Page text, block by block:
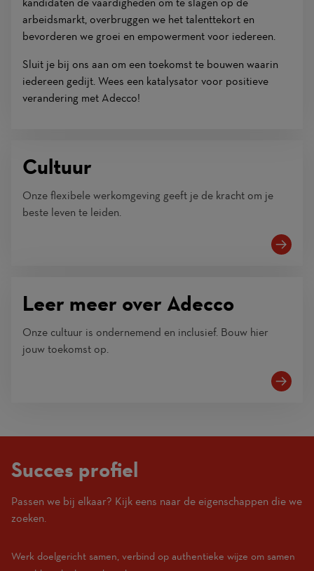
arbeidsmarkt, overbruggen we het talenttekort en
bevorderen we groei en empowerment voor iedereen.
Sluit je bij ons aan om een toekomst te bouwen waarin
iedereen gedijt. Wees een katalysator voor positieve
verandering met Adecco!
Cultuur
Onze flexibele werkomgeving geeft je de kracht om je
beste leven te leiden.
Leer meer over Adecco
Onze cultuur is ondernemend en inclusief. Bouw hier
jouw toekomst op.
Succes profiel
Passen we bij elkaar? Kijk eens naar de eigenschappen die we
zoeken.
Werk doelgericht samen, verbind op authentieke wijze om samen